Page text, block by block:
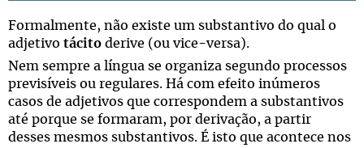
Formalmente, não existe um substantivo do qual o
adjetivo tácito derive (ou vice-versa).
Nem sempre a língua se organiza segundo processos
previsíveis ou regulares. Há com efeito inúmeros
casos de adjetivos que correspondem a substantivos
até porque se formaram, por derivação, a partir
desses mesmos substantivos. É isto que acontece nos